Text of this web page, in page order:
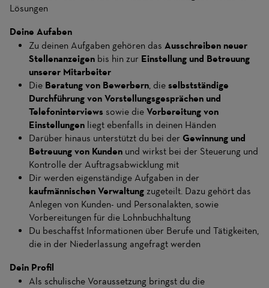
Lösungen
Deine Aufaben
Zu deinen Aufgaben gehören das Ausschreiben neuer
Stellenanzeigen bis hin zur Einstellung und Betreuung
unserer Mitarbeiter
Die Beratung von Bewerbern, die selbstständige
Durchführung von Vorstellungsgesprächen und
Telefoninterviews sowie die Vorbereitung von
Einstellungen liegt ebenfalls in deinen Händen
Darüber hinaus unterstützt du bei der Gewinnung und
Betreuung von Kunden und wirkst bei der Steuerung und
Kontrolle der Auftragsabwicklung mit
Dir werden eigenständige Aufgaben in der
kaufmännischen Verwaltung zugeteilt. Dazu gehört das
Anlegen von Kunden- und Personalakten, sowie
Vorbereitungen für die Lohnbuchhaltung
Du beschaffst Informationen über Berufe und Tätigkeiten,
die in der Niederlassung angefragt werden
Dein Profil
Als schulische Voraussetzung bringst du die